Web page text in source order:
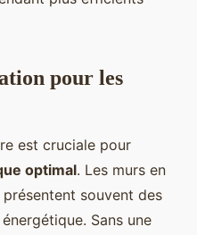
pour les
est cruciale pour
optimal. Les murs en
souvent des
Sans une